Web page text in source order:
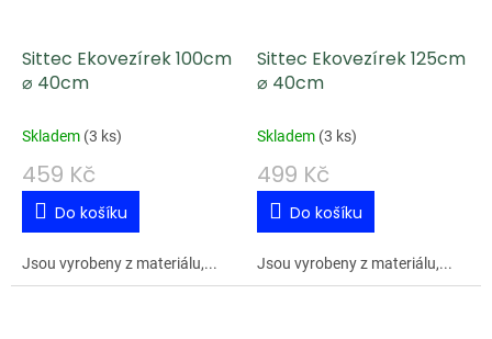
Sittec Ekovezírek 100cm
⌀ 40cm
Skladem (3 ks)
459 Kč
Do košíku
Jsou vyrobeny z materiálu,...
Sittec Ekovezírek 125cm
⌀ 40cm
Skladem (3 ks)
499 Kč
Do košíku
Jsou vyrobeny z materiálu,...